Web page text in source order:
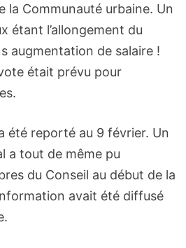
la Communauté urbaine. Un
étant l’allongement du
augmentation de salaire !
était prévu pour
été reporté au 9 février. Un
a tout de même pu
du Conseil au début de la
avait été diffusé